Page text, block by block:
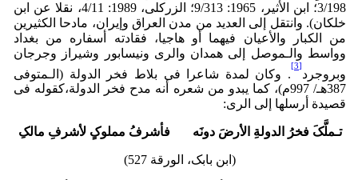
3/198؛ ابن الأثیر، 1965: 9/313؛ الزرکلی، 1989: ‏4/11، نقلا عن ابن
خلکان). وانتقل إلى العدید من مدن العراق وإیران، مادحا الکثیرین
من الکبار والأعیان فیهما أو هاجیا، فقادته أسفاره من بغداد
وواسط والـموصل إلى همدان والری ونیسابور وشیراز وجرجان
وبروجرد
[3]
. وکان لمدة شاعرا فی بلاط فخر الدولة (الـمتوفى
387هـ/ 997م)، کما یبدو من شعره أنه مدح فخر الدولة،کقوله فی
قصیدة أرسلها إلى الری:
تـملَّکَ فخرُ الدولةِ الأرضَ دونَه فأشرفُ مملوکٍ لأشرفِ مالکِ
(ابن بابک، الورقة 527)